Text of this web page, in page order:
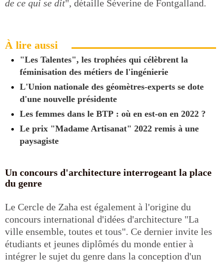
de ce qui se dit", détaille Séverine de Fontgalland.
À lire aussi
"Les Talentes", les trophées qui célèbrent la
féminisation des métiers de l'ingénierie
L'Union nationale des géomètres-experts se dote
d'une nouvelle présidente
Les femmes dans le BTP : où en est-on en 2022 ?
Le prix "Madame Artisanat" 2022 remis à une
paysagiste
Un concours d'architecture interrogeant la place
du genre
Le Cercle de Zaha est également à l'origine du
concours international d'idées d'architecture "La
ville ensemble, toutes et tous". Ce dernier invite les
étudiants et jeunes diplômés du monde entier à
intégrer le sujet du genre dans la conception d'un